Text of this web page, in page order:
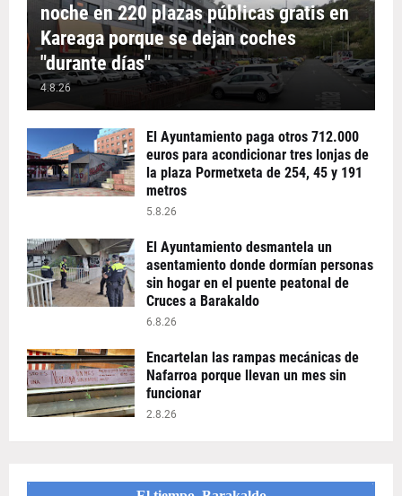
noche en 220 plazas públicas gratis en
Kareaga porque se dejan coches
"durante días"
4.8.26
El Ayuntamiento paga otros 712.000
euros para acondicionar tres lonjas de
la plaza Pormetxeta de 254, 45 y 191
metros
5.8.26
El Ayuntamiento desmantela un
asentamiento donde dormían personas
sin hogar en el puente peatonal de
Cruces a Barakaldo
6.8.26
Encartelan las rampas mecánicas de
Nafarroa porque llevan un mes sin
funcionar
2.8.26